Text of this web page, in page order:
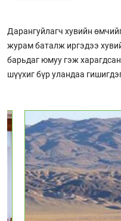
Дарангуйлагч хувийн
журам баталж иргэдээ
барьдаг юмуу гэж харагдсан
шүүхиг бүр уландаа